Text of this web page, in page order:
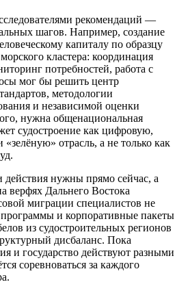
рекомендаций —
шагов. Например, создание
капиталу по образцу
кластера: координация
потребностей, работа с
мог бы решить центр
методологии
и независимой оценки
нужна общенациональная
судостроение как цифровую,
отрасль, а не только как
нужны прямо сейчас, а
верфях Дальнего Востока
миграции специалистов не
и корпоративные пакеты
из судостроительных регионов
дисбаланс. Пока
и государство действуют разными
соревноваться за каждого